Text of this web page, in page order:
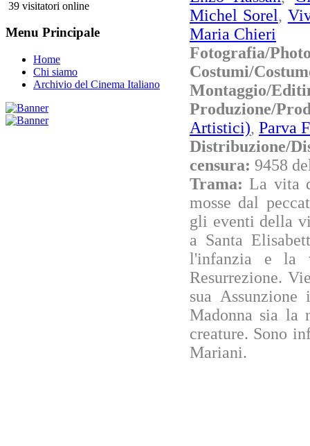
39 visitatori online
Menu Principale
Home
Chi siamo
Archivio del Cinema Italiano
Michel Sorel,
Maria Chieri
Fotografia/
Costumi/
Montaggio/
Produzione/
Artistici), Parva
Distribuzione/
censura: 9458
Trama:La vita
mosse dal
gli eventi della
a Santa
l'infanzia e la
Resurrezione.
sua
Madonna sia la
creature. Sono
Mariani.